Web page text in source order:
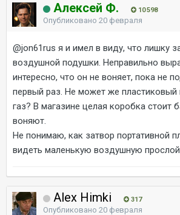
Алексей Ф. 10 598
Опубликовано 20 февраля
@jon61rus я и имел в виду, что лишку
воздушной подушки. Неправильно
интересно, что он не воняет, пока не
первый раз. Не может же пластиковый
газ? В магазине целая коробка стоит
воняют.
Не понимаю, как затвор портативной
видеть маленькую воздушную
Alex Himki 317
Опубликовано 20 февраля